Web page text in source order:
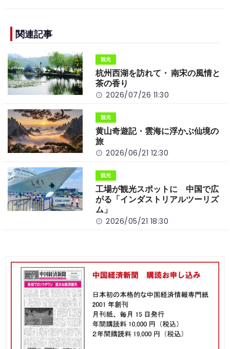
e
b
o
o
k
n
k
関連記事
観光
杭州西湖を訪れて・ 南宋の風情と
茶の香り
2026/07/26 11:30
観光
黄山奇遊記・雲海に浮かぶ仙境の
旅
2026/06/21 12:30
観光
工場が観光スポットに 中国で広
がる「インダストリアルツーリズ
ム」
2026/05/21 18:30